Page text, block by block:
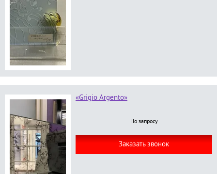
«Grigio Argento»
По запросу
Заказать звонок